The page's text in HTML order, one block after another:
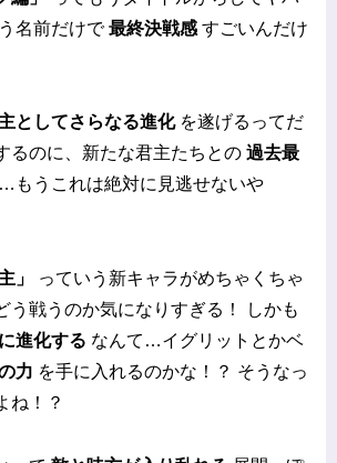
名前だけで最終決戦感 すごいんだけ
としてさらなる進化を遂げるってだ
るのに、新たな君主たちとの 過去最
もうこれは絶対に見逃せないや
」
っていう新キャラがめちゃくちゃ
う戦うのか気になりすぎる！ しかも
進化する なんて…イグリットとかベ
力 を手に入れるのかな！？ そうなっ
ね！？